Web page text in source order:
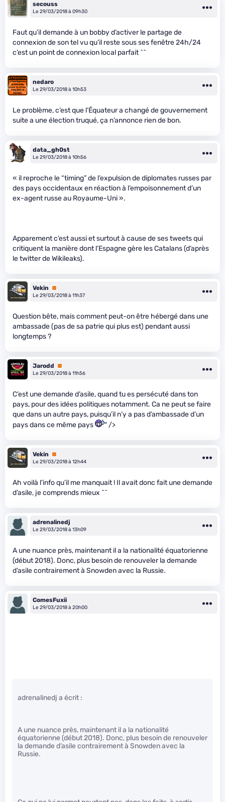
secouss
Le 29/03/2018 à 09h30
Faut qu’il demande à un bobby d’activer le partage de
connexion de son tel vu qu’il reste sous ses fenêtre 24h/24
c’est un point de connexion local parfait ^^
nedaro
Le 29/03/2018 à 10h53
Le problème, c’est que l’Équateur a changé de gouvernement
suite a une élection truqué, ça n’annonce rien de bon.
data_gh0st
Le 29/03/2018 à 10h56
« il reproche le “timing” de l’expulsion de diplomates russes par
des pays occidentaux en réaction à l’empoisonnement d’un
ex-agent russe au Royaume-Uni ».
Apparement c’est aussi et surtout à cause de ses tweets qui
critiquent la manière dont l’Espagne gère les Catalans (d’après
le twitter de Wikileaks).
Vekin
Premium
Le 29/03/2018 à 11h37
Question bête, mais comment peut-on être hébergé dans une
ambassade (pas de sa patrie qui plus est) pendant aussi
longtemps ?
Jarodd
Premium
Le 29/03/2018 à 11h56
C’est une demande d’asile, quand tu es persécuté dans ton
pays, pour des idées politiques notamment. Ca ne peut se faire
que dans un autre pays, puisqu’il n’y a pas d’ambassade d’un
pays dans ce même pays
" />
Vekin
Premium
Le 29/03/2018 à 12h44
Ah voilà l’info qu’il me manquait ! Il avait donc fait une demande
d’asile, je comprends mieux ^^
adrenalinedj
Le 29/03/2018 à 13h09
A une nuance près, maintenant il a la nationalité équatorienne
(début 2018). Donc, plus besoin de renouveler la demande
d’asile contrairement à Snowden avec la Russie.
ComesFuxii
Le 29/03/2018 à 20h00
adrenalinedj a écrit :
A une nuance près, maintenant il a la nationalité
équatorienne (début 2018). Donc, plus besoin de renouveler
la demande d’asile contrairement à Snowden avec la
Russie.